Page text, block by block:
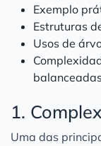
Exemplo
Estruturas
Usos de
balanceadas
1.
Uma das